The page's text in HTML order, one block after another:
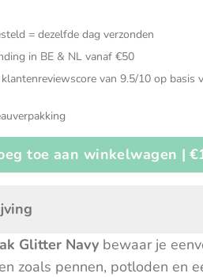
Open ended speelgoed
Sensorisch speelgoed
Speelgoed voor in de auto
= dezelfde dag verzonden
in BE & NL vanaf €50
van 9.5/10 op basis
voeg toe aan winkelwagen |
Glitter Navy bewaar je
zoals pennen, potloden en